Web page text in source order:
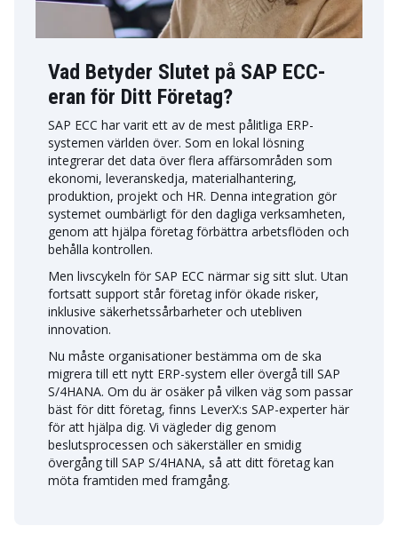
Vad Betyder Slutet på SAP ECC-
eran för Ditt Företag?
SAP ECC har varit ett av de mest pålitliga ERP-
systemen världen över. Som en lokal lösning
integrerar det data över flera affärsområden som
ekonomi, leveranskedja, materialhantering,
produktion, projekt och HR. Denna integration gör
systemet oumbärligt för den dagliga verksamheten,
genom att hjälpa företag förbättra arbetsflöden och
behålla kontrollen.
Men livscykeln för SAP ECC närmar sig sitt slut. Utan
fortsatt support står företag inför ökade risker,
inklusive säkerhetssårbarheter och utebliven
innovation.
Nu måste organisationer bestämma om de ska
migrera till ett nytt ERP-system eller övergå till SAP
S/4HANA. Om du är osäker på vilken väg som passar
bäst för ditt företag, finns LeverX:s SAP-experter här
för att hjälpa dig. Vi vägleder dig genom
beslutsprocessen och säkerställer en smidig
övergång till SAP S/4HANA, så att ditt företag kan
möta framtiden med framgång.